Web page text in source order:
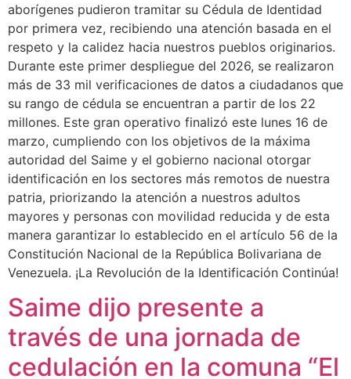
aborígenes pudieron tramitar su Cédula de Identidad
por primera vez, recibiendo una atención basada en el
respeto y la calidez hacia nuestros pueblos originarios.
Durante este primer despliegue del 2026, se realizaron
más de 33 mil verificaciones de datos a ciudadanos que
su rango de cédula se encuentran a partir de los 22
millones. Este gran operativo finalizó este lunes 16 de
marzo, cumpliendo con los objetivos de la máxima
autoridad del Saime y el gobierno nacional otorgar
identificación en los sectores más remotos de nuestra
patria, priorizando la atención a nuestros adultos
mayores y personas con movilidad reducida y de esta
manera garantizar lo establecido en el artículo 56 de la
Constitución Nacional de la República Bolivariana de
Venezuela. ¡La Revolución de la Identificación Continúa!
Saime dijo presente a
través de una jornada de
cedulación en la comuna “El